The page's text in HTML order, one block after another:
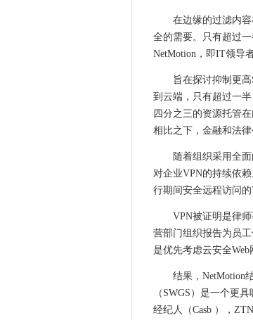
富士通，趋势
比利时警察
IR35私营部门
Avaddon
政府在压力下
NCSC说，查
只有12％的全
Amdocs加入
Windows 10
赫特福德大学
PageRduty在
在边缘的过滤内
全的需要。只有超过
NetMotion，即IT领导
旨在探讨抑制更
到云端，只有超过一
四分之三的资源托管
相比之下，金融和法
随着组织采用全
对企业VPN的持续依
行期间安全远程访问的
VPN被证明是律
营部门组织报告为员
是优先考虑云安全Web
结果，NetMotion
（SWGS）是一个更
经纪人（Casb ），